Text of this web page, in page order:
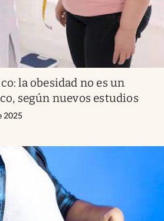
la obesidad no es un
según nuevos estudios
2025